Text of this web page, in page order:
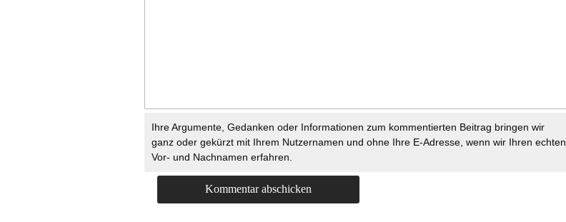
Ihre Argumente, Gedanken oder Informationen zum kommentierten Beitrag bringen wir
ganz oder gekürzt mit Ihrem Nutzernamen und ohne Ihre E-Adresse, wenn wir Ihren echten
Vor- und Nachnamen erfahren.